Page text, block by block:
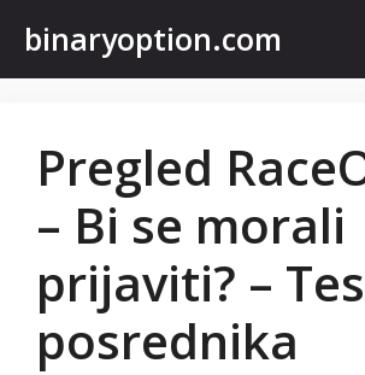
vsebino
binaryoption.com
Pregled
– Bi se morali
prijaviti? –
posrednika